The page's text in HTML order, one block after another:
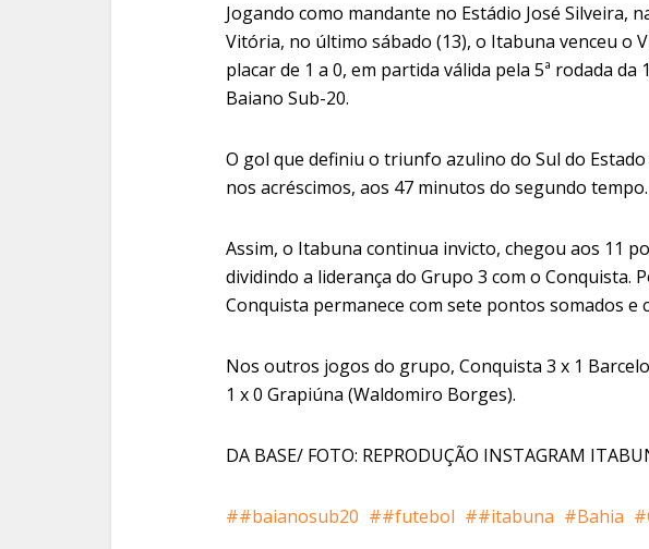
Jogando como mandante no Estádio José Silveira,
Vitória, no último sábado (13), o Itabuna venceu o
placar de 1 a 0, em partida válida pela 5ª rodada da
Baiano Sub-20.
O gol que definiu o triunfo azulino do Sul do
nos acréscimos, aos 47 minutos do segundo tempo.
Assim, o Itabuna continua invicto, chegou aos 11
dividindo a liderança do Grupo 3 com o Conquista.
Conquista permanece com sete pontos somados e
Nos outros jogos do grupo, Conquista 3 x 1
1 x 0 Grapiúna (Waldomiro Borges).
DA BASE/ FOTO: REPRODUÇÃO INSTAGRAM
#baianosub20 #futebol #itabuna Bahia